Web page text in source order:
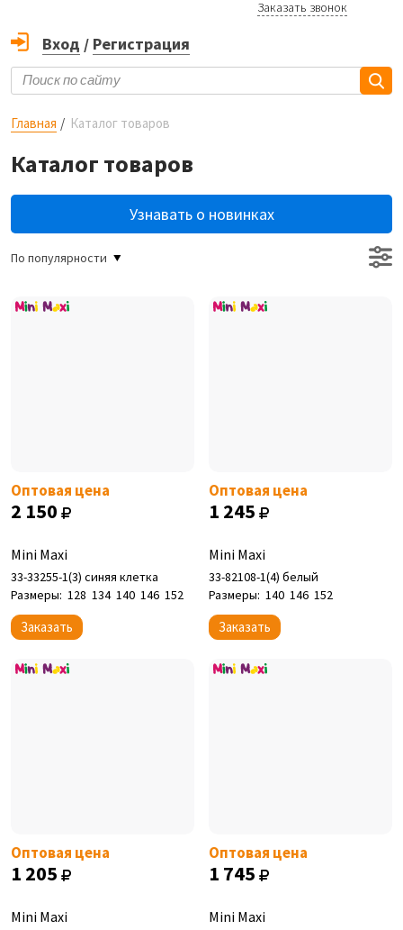
Заказать звонок
Вход / Регистрация
Главная Каталог товаров
Каталог товаров
Узнавать о новинках
По популярности
Оптовая цена
2 150
Mini Maxi
33-33255-1(3) синяя клетка
Размеры: 128 134 140 146 152
Заказать
Оптовая цена
1 245
Mini Maxi
33-82108-1(4) белый
Размеры: 140 146 152
Заказать
Оптовая цена
1 205
Mini Maxi
Оптовая цена
1 745
Mini Maxi